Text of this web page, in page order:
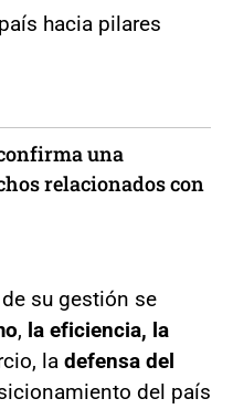
hacia pilares
una
relacionados con
su gestión se
, la eficiencia, la
la defensa del
del país